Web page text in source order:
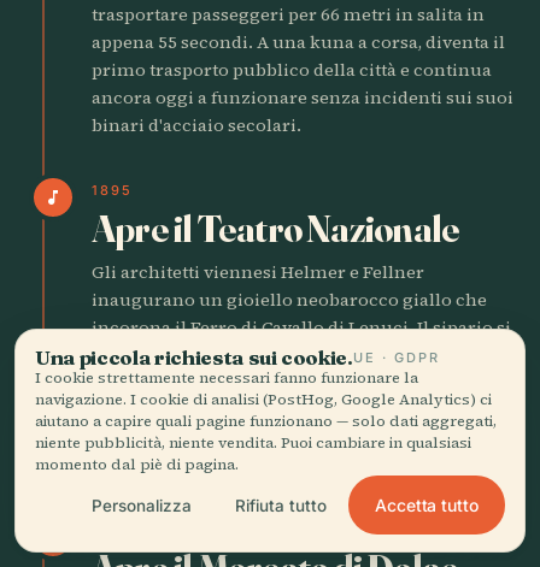
trasportare passeggeri per 66 metri in salita in
appena 55 secondi. A una kuna a corsa, diventa il
primo trasporto pubblico della città e continua
ancora oggi a funzionare senza incidenti sui suoi
binari d'acciaio secolari.
music_note 1895
Apre il Teatro Nazionale
Gli architetti viennesi Helmer e Fellner
inaugurano un gioiello neobarocco giallo che
incorona il Ferro di Cavallo di Lenuci. Il sipario si
alza su uno spettacolo in lingua croata:
finalmente, l'opera nella lingua dei venditori del
mercato là fuori.
ETÀ MODERNA
Una piccola richiesta sui cookie.UE · GDPR
I cookie strettamente necessari fanno funzionare la
navigazione. I cookie di analisi (PostHog, Google Analytics) ci
aiutano a capire quali pagine funzionano — solo dati aggregati,
niente pubblicità, niente vendita. Puoi cambiare in qualsiasi
momento dal piè di pagina.
Personalizza Rifiuta tutto Accetta tutto